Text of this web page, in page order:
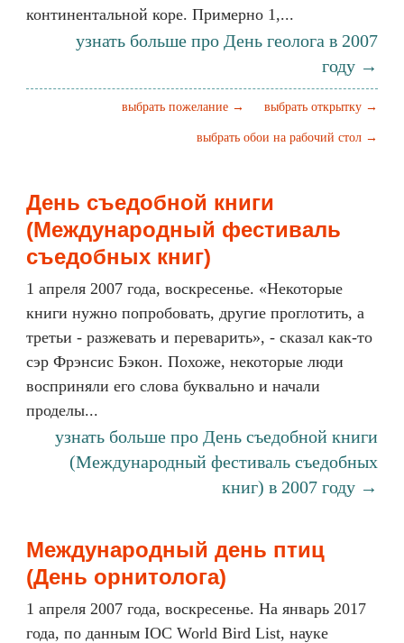
континентальной коре. Примерно 1,...
узнать больше про День геолога в 2007
году →
выбрать открытку →
выбрать пожелание →
выбрать обои на рабочий стол →
День съедобной книги
(Международный фестиваль
съедобных книг)
1 апреля 2007 года, воскресенье. «Некоторые
книги нужно попробовать, другие проглотить, а
третьи - разжевать и переварить», - сказал как-то
сэр Фрэнсис Бэкон. Похоже, некоторые люди
восприняли его слова буквально и начали
проделы...
узнать больше про День съедобной книги
(Международный фестиваль съедобных
книг) в 2007 году →
Международный день птиц
(День орнитолога)
1 апреля 2007 года, воскресенье. На январь 2017
года, по данным IOC World Bird List, науке